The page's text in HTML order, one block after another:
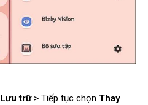
Lưu trữ> Tiếp tục chọn Thay